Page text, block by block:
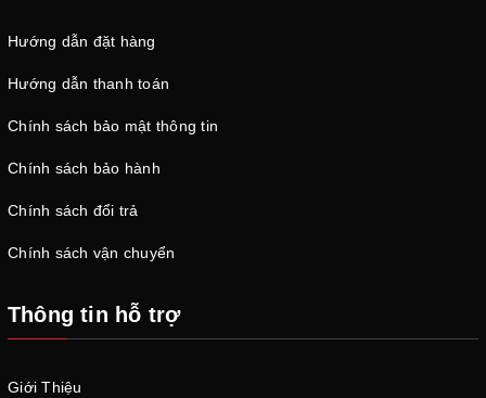
Hướng dẫn đặt hàng
Hướng dẫn thanh toán
Chính sách bảo mật thông tin
Chính sách bảo hành
Chính sách đổi trả
Chính sách vận chuyển
Thông tin hỗ trợ
Giới Thiệu